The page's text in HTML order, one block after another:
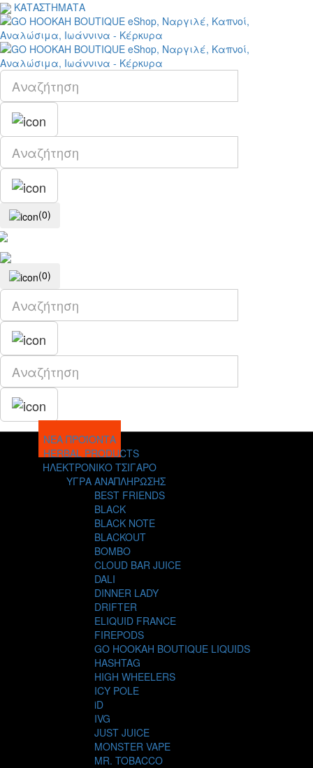
ΚΑΤΑΣΤΗΜΑΤΑ
(0)
(0)
ΝΕΑ ΠΡΟΪΟΝΤΑ
HERBAL PRODUCTS
ΗΛΕΚΤΡΟΝΙΚΟ ΤΣΙΓΑΡΟ
ΥΓΡΑ ΑΝΑΠΛΗΡΩΣΗΣ
BEST FRIENDS
BLACK
BLACK NOTE
BLACKOUT
BOMBO
CLOUD BAR JUICE
DALI
DINNER LADY
DRIFTER
ELIQUID FRANCE
FIREPODS
GO HOOKAH BOUTIQUE LIQUIDS
HASHTAG
HIGH WHEELERS
ICY POLE
iD
IVG
JUST JUICE
MONSTER VAPE
MR. TOBACCO